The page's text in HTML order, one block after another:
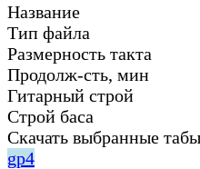
Название
Тип файла
Размерность такта
Продолж-сть, мин
Гитарный строй
Строй баса
Скачать выбранные табы
gp4